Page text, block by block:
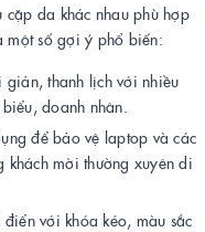
da khác nhau phù hợp
số gợi ý phổ biến:
giản, thanh lịch với nhiều
doanh nhân.
để bảo vệ laptop và các
khách mời thường xuyên di
với khóa kéo, màu sắc